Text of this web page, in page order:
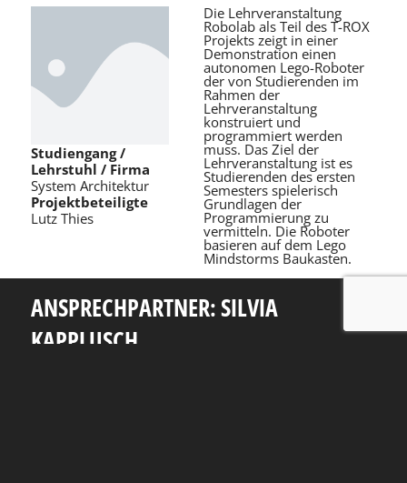
Studiengang /
Lehrstuhl / Firma
System Architektur
Projektbeteiligte
Lutz Thies
Die Lehrveranstaltung
Robolab als Teil des T-ROX
Projekts zeigt in einer
Demonstration einen
autonomen Lego-Roboter
der von Studierenden im
Rahmen der
Lehrveranstaltung
konstruiert und
programmiert werden
muss. Das Ziel der
Lehrveranstaltung ist es
Studierenden des ersten
Semesters spielerisch
Grundlagen der
Programmierung zu
vermitteln. Die Roboter
basieren auf dem Lego
Mindstorms Baukasten.
ANSPRECHPARTNER: SILVIA
KAPPLUSCH